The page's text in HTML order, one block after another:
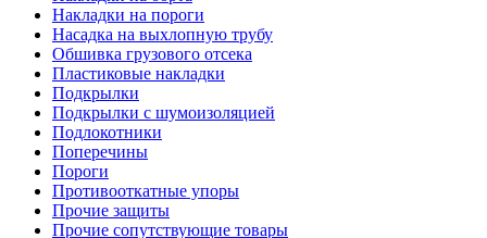
Накладки на пороги
Насадка на выхлопную трубу
Обшивка грузового отсека
Пластиковые накладки
Подкрылки
Подкрылки с шумоизоляцией
Подлокотники
Поперечины
Пороги
Противооткатные упоры
Прочие защиты
Прочие сопутствующие товары